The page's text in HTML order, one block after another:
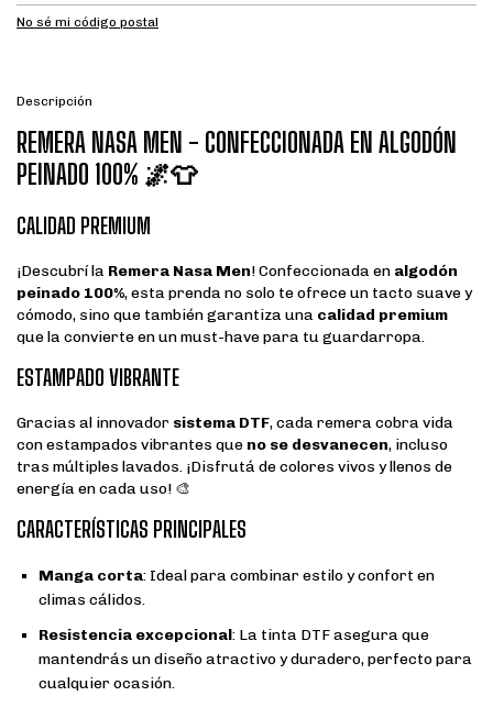
No sé mi código postal
Descripción
REMERA NASA MEN - CONFECCIONADA EN ALGODÓN
PEINADO 100% 🌌👕
CALIDAD PREMIUM
¡Descubrí la Remera Nasa Men! Confeccionada en algodón
peinado 100%, esta prenda no solo te ofrece un tacto suave y
cómodo, sino que también garantiza una calidad premium
que la convierte en un must-have para tu guardarropa.
ESTAMPADO VIBRANTE
Gracias al innovador sistema DTF, cada remera cobra vida
con estampados vibrantes que no se desvanecen, incluso
tras múltiples lavados. ¡Disfrutá de colores vivos y llenos de
energía en cada uso! 🎨
CARACTERÍSTICAS PRINCIPALES
Manga corta: Ideal para combinar estilo y confort en
climas cálidos.
Resistencia excepcional: La tinta DTF asegura que
mantendrás un diseño atractivo y duradero, perfecto para
cualquier ocasión.